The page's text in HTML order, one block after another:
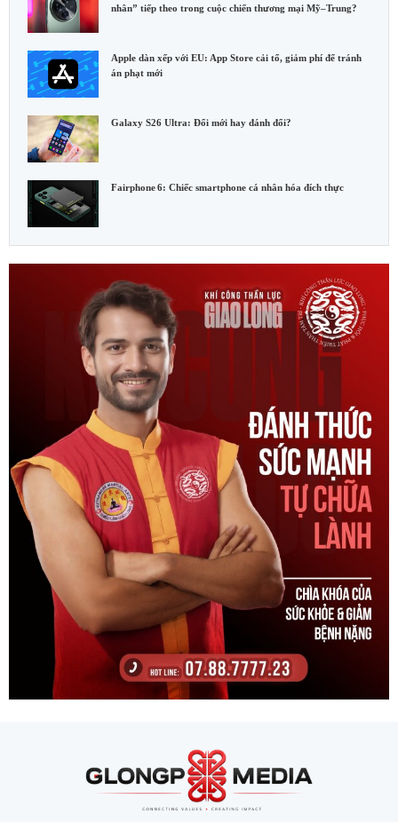
nhân” tiếp theo trong cuộc chiến thương mại Mỹ–Trung?
Apple dàn xếp với EU: App Store cải tổ, giảm phí để tránh
án phạt mới
Galaxy S26 Ultra: Đổi mới hay đánh đổi?
Fairphone 6: Chiếc smartphone cá nhân hóa đích thực